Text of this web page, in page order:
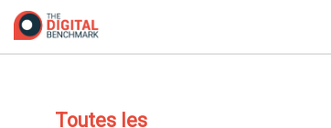
Toutes les